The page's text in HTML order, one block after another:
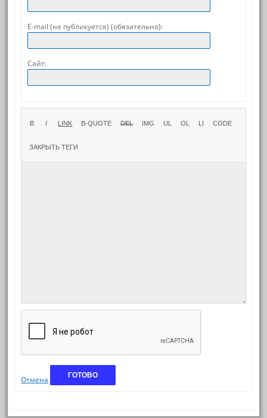
E-mail (не публикуется) (обязательно):
Сайт:
Отмена ГОТОВО